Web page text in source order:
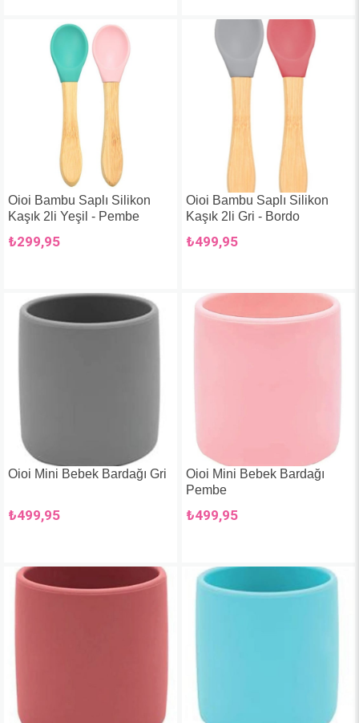
Oioi Bambu Saplı Silikon
Kaşık 2li Yeşil - Pembe
₺299,95
Oioi Bambu Saplı Silikon
Kaşık 2li Gri - Bordo
₺499,95
Oioi Mini Bebek Bardağı Gri
₺499,95
Oioi Mini Bebek Bardağı
Pembe
₺499,95